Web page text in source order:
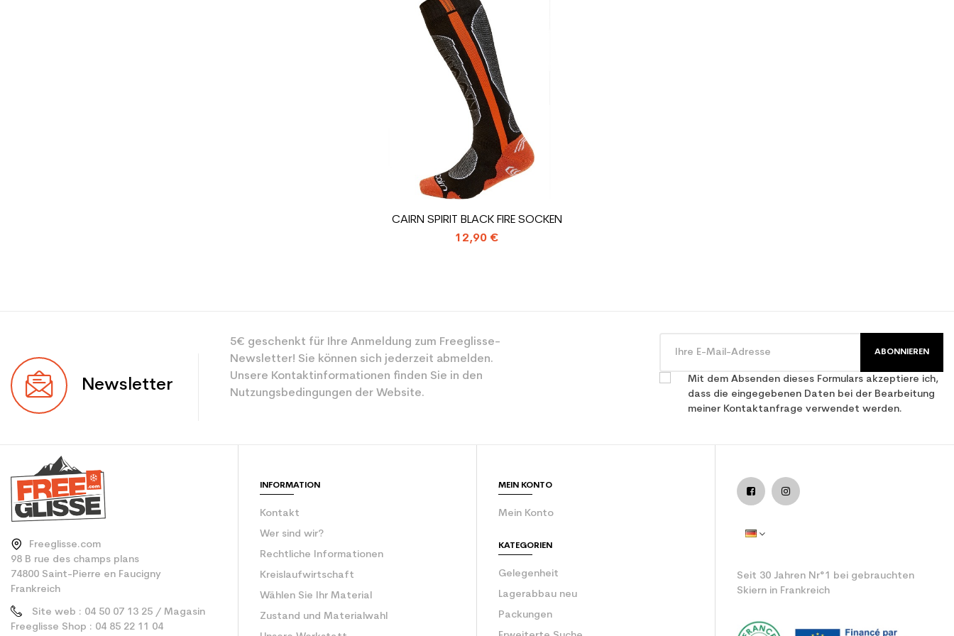
CAIRN SPIRIT BLACK FIRE SOCKEN
12,90 €
Newsletter
5€ geschenkt für Ihre Anmeldung zum Freeglisse-
Newsletter! Sie können sich jederzeit abmelden.
Unsere Kontaktinformationen finden Sie in den
Nutzungsbedingungen der Website.
ABONNIEREN
Mit dem Absenden dieses Formulars akzeptiere ich,
dass die eingegebenen Daten bei der Bearbeitung
meiner Kontaktanfrage verwendet werden.
Freeglisse.com
98 B rue des champs plans
74800 Saint-Pierre en Faucigny
Frankreich
Site web : 04 50 07 13 25 / Magasin
Freeglisse Shop : 04 85 22 11 04
INFORMATION
Kontakt
Wer sind wir?
Rechtliche Informationen
Kreislaufwirtschaft
Wählen Sie Ihr Material
Zustand und Materialwahl
MEIN KONTO
Mein Konto
KATEGORIEN
Gelegenheit
Lagerabbau neu
Packungen
Seit 30 Jahren Nr°1 bei gebrauchten
Skiern in Frankreich